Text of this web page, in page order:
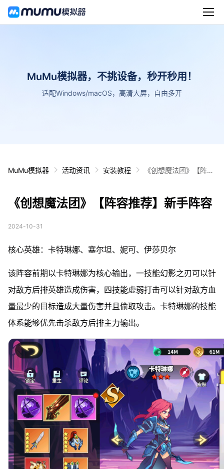
MuMu模拟器，不挑设备，秒开秒用！
适配Windows/macOS，高清大屏，自由多开
MuMu模拟器 活动资讯 安装教程
《创想魔法团》【阵容
《创想魔法团》【阵容推荐】新手阵容
2024-10-31
核心英雄：卡特琳娜、塞尔坦、妮可、伊莎贝尔
该阵容前期以卡特琳娜为核心输出，一技能幻影之刃可以针
对敌方后排英雄造成伤害，四技能虚弱打击可以针对敌方血
量最少的目标造成大量伤害并且偷取攻击。卡特琳娜的技能
体系能够优先击杀敌方后排主力输出。